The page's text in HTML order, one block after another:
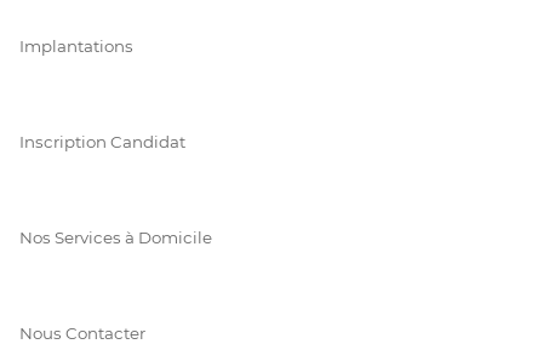
Implantations
Inscription Candidat
Nos Services à Domicile
Nous Contacter